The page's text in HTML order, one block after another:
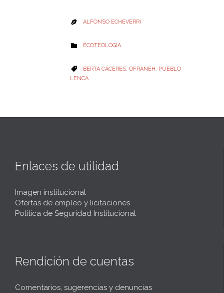
 ALFONSO ECHEVERRI
 CATEGORY
ECOTEOLOGÍA
 CATEGORY
BERTA CÁCERES OFRANEH
PUEBLO
LENCA
Enlaces de utilidad
Imagen institucional
Ofertas de empleo y licitaciones
Política de Seguridad Institucional
Rendición de cuentas
Comentarios, sugerencias y denuncias